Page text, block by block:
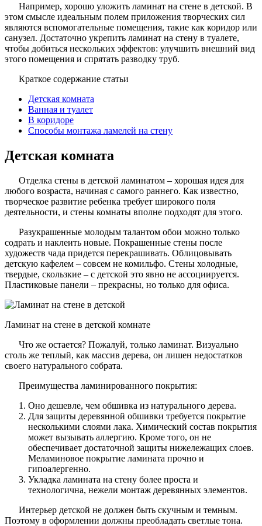
Например, хорошо уложить ламинат на стене в детской. В
этом смысле идеальным полем приложения творческих сил
являются вспомогательные помещения, такие как коридор или
санузел. Достаточно укрепить ламинат на стену в туалете,
чтобы добиться нескольких эффектов: улучшить внешний вид
этого помещения и спрятать разводку труб.
Краткое содержание статьи
Детская комната
Ванная и туалет
В коридоре
Способы монтажа ламелей на стену
Детская комната
Отделка стены в детской ламинатом – хорошая идея для
любого возраста, начиная с самого раннего. Как известно,
творческое развитие ребенка требует широкого поля
деятельности, и стены комнаты вполне подходят для этого.
Разукрашенные молодым талантом обои можно только
содрать и наклеить новые. Покрашенные стены после
художеств чада придется перекрашивать. Облицовывать
детскую кафелем – совсем не комильфо. Стены холодные,
твердые, скользкие – с детской это явно не ассоциируется.
Пластиковые панели – прекрасны, но только для офиса.
Ламинат на стене в детской комнате
Что же остается? Пожалуй, только ламинат. Визуально
столь же теплый, как массив дерева, он лишен недостатков
своего натурального собрата.
Преимущества ламинированного покрытия:
Оно дешевле, чем обшивка из натурального дерева.
Для защиты деревянной обшивки требуется покрытие
несколькими слоями лака. Химический состав покрытия
может вызывать аллергию. Кроме того, он не
обеспечивает достаточной защиты нижележащих слоев.
Меламиновое покрытие ламината прочно и
гипоалергенно.
Укладка ламината на стену более проста и
технологична, нежели монтаж деревянных элементов.
Интерьер детской не должен быть скучным и темным.
Поэтому в оформлении должны преобладать светлые тона.